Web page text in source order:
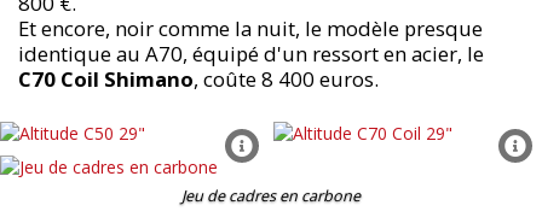
Et encore, noir comme la nuit, le modèle presque
identique au A70, équipé d'un ressort en acier, le
C70 Coil Shimano, coûte 8 400 euros.
Jeu de cadres en carbone